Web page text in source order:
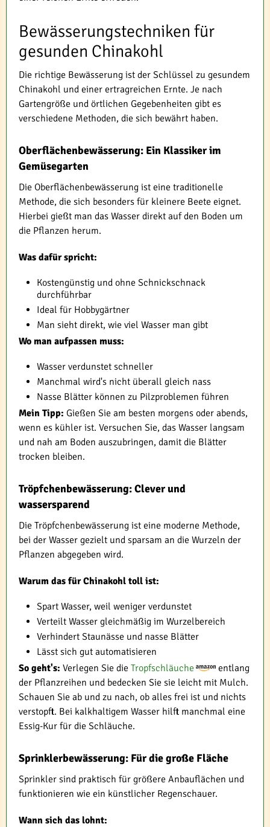
Bewässerungstechniken für
gesunden Chinakohl
Die richtige Bewässerung ist der Schlüssel zu gesundem
Chinakohl und einer ertragreichen Ernte. Je nach
Gartengröße und örtlichen Gegebenheiten gibt es
verschiedene Methoden, die sich bewährt haben.
Oberflächenbewässerung: Ein Klassiker im
Gemüsegarten
Die Oberflächenbewässerung ist eine traditionelle
Methode, die sich besonders für kleinere Beete eignet.
Hierbei gießt man das Wasser direkt auf den Boden um
die Pflanzen herum.
Was dafür spricht:
Kostengünstig und ohne Schnickschnack
durchführbar
Ideal für Hobbygärtner
Man sieht direkt, wie viel Wasser man gibt
Wo man aufpassen muss:
Wasser verdunstet schneller
Manchmal wird's nicht überall gleich nass
Nasse Blätter können zu Pilzproblemen führen
Mein Tipp: Gießen Sie am besten morgens oder abends,
wenn es kühler ist. Versuchen Sie, das Wasser langsam
und nah am Boden auszubringen, damit die Blätter
trocken bleiben.
Tröpfchenbewässerung: Clever und
wassersparend
Die Tröpfchenbewässerung ist eine moderne Methode,
bei der Wasser gezielt und sparsam an die Wurzeln der
Pflanzen abgegeben wird.
Warum das für Chinakohl toll ist:
Spart Wasser, weil weniger verdunstet
Verteilt Wasser gleichmäßig im Wurzelbereich
Verhindert Staunässe und nasse Blätter
Lässt sich gut automatisieren
So geht's: Verlegen Sie die Tropfschläuche
entlang
der Pflanzreihen und bedecken Sie sie leicht mit Mulch.
Schauen Sie ab und zu nach, ob alles frei ist und nichts
verstopft. Bei kalkhaltigem Wasser hilft manchmal eine
Essig-Kur für die Schläuche.
Sprinklerbewässerung: Für die große Fläche
Sprinkler sind praktisch für größere Anbauflächen und
funktionieren wie ein künstlicher Regenschauer.
Wann sich das lohnt: